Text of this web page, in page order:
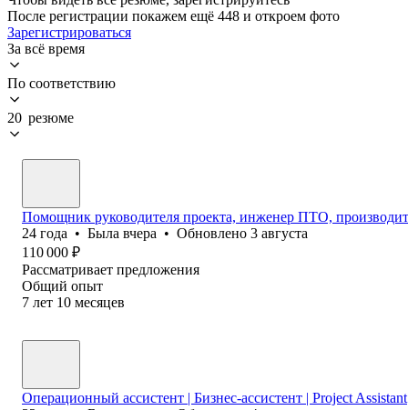
После регистрации покажем ещё 448 и откроем фото
Зарегистрироваться
За всё время
По соответствию
20 резюме
Помощник руководителя проекта, инженер ПТО,
24 года • Была вчера • Обновлено 3 августа
110 000 ₽
Рассматривает предложения
Общий опыт
7 лет 10 месяцев
Операционный ассистент | Бизнес-ассистент | Project Assistant